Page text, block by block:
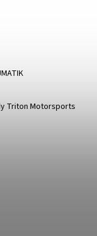
Triton Motorsports